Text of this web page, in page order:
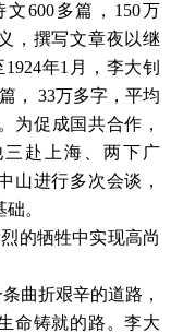
600多篇，150万
，撰写文章夜以继
年1月，李大钊
， 33万多字，平均
为促成国共合作，
三赴上海、两下广
山进行多次会谈，
。
的牺牲中实现高尚
曲折艰辛的道路，
命铸就的路。李大